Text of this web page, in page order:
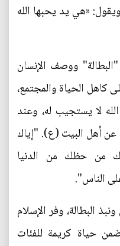
«هي يد يحبها الله
ووصف الإنسان
كاهل الحياة والمجتمع،
لا يستجيب له، وعند
عن أهل البيت (ع). "إياك
من حظك من الدنيا
الناس".
البطالة، وفر الإسلام
حياة كريمة للفئات